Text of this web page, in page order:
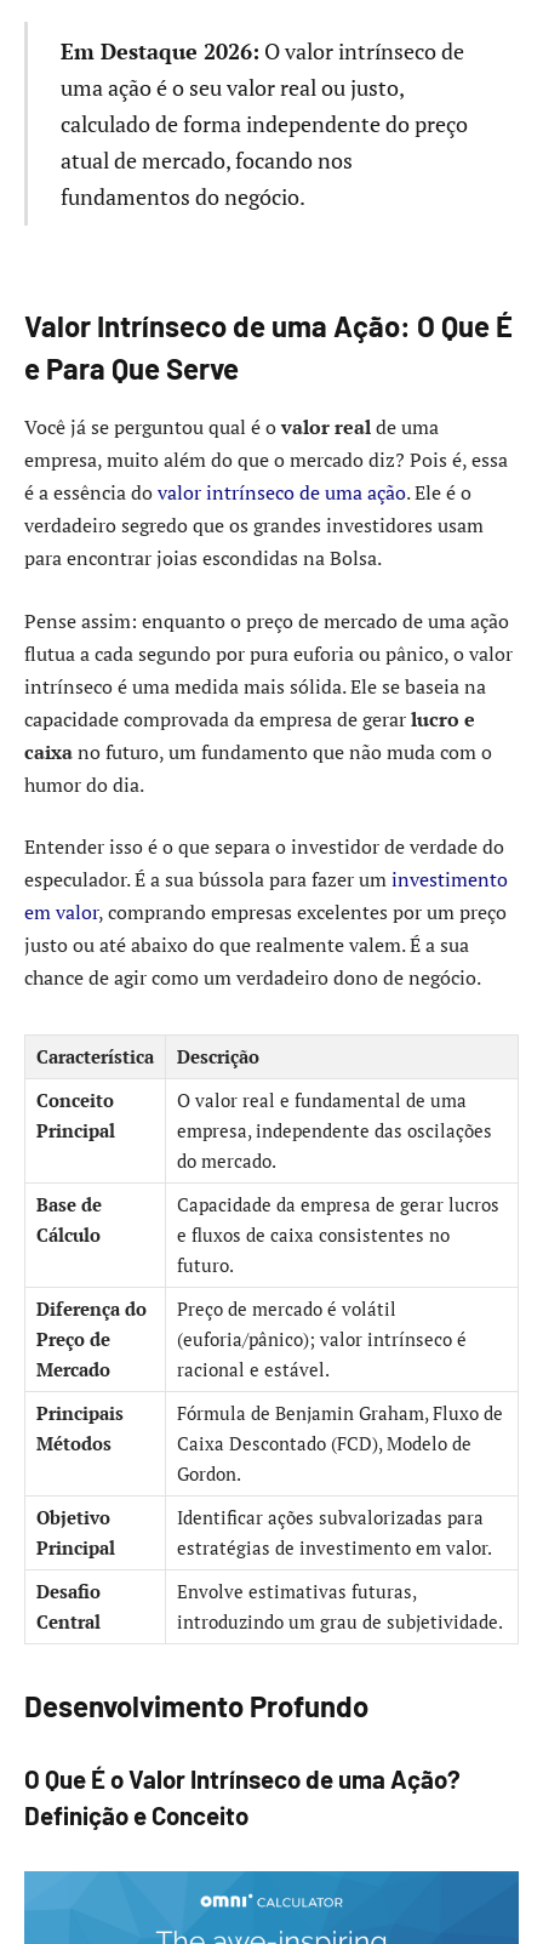
Em Destaque 2026: O valor intrínseco de
uma ação é o seu valor real ou justo,
calculado de forma independente do preço
atual de mercado, focando nos
fundamentos do negócio.
Valor Intrínseco de uma Ação: O Que É
e Para Que Serve
Você já se perguntou qual é ovalor realde uma
empresa, muito além do que o mercado diz? Pois é, essa
é a essência dovalor intrínseco de uma ação. Ele é o
verdadeiro segredo que os grandes investidores usam
para encontrar joias escondidas na Bolsa.
Pense assim: enquanto o preço de mercado de uma ação
flutua a cada segundo por pura euforia ou pânico, o valor
intrínseco é uma medida mais sólida. Ele se baseia na
capacidade comprovada da empresa de gerarlucro e
caixano futuro, um fundamento que não muda com o
humor do dia.
Entender isso é o que separa o investidor de verdade do
especulador. É a sua bússola para fazer uminvestimento
em valor, comprando empresas excelentes por um preço
justo ou até abaixo do que realmente valem. É a sua
chance de agir como um verdadeiro dono de negócio.
Característica
Descrição
Conceito
Principal
O valor real e fundamental de uma
empresa, independente das oscilações
do mercado.
Base de
Cálculo
Capacidade da empresa de gerar lucros
e fluxos de caixa consistentes no
futuro.
Diferença do
Preço de
Mercado
Preço de mercado é volátil
(euforia/pânico); valor intrínseco é
racional e estável.
Principais
Métodos
Fórmula de Benjamin Graham, Fluxo de
Caixa Descontado (FCD), Modelo de
Gordon.
Objetivo
Principal
Identificar ações subvalorizadas para
estratégias de investimento em valor.
Desafio
Central
Envolve estimativas futuras,
introduzindo um grau de subjetividade.
Desenvolvimento Profundo
O Que É o Valor Intrínseco de uma Ação?
Definição e Conceito